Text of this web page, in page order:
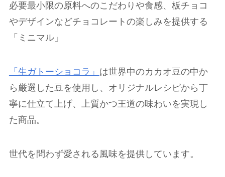
必要最小限の原料へのこだわりや食感、板チョコ
やデザインなどチョコレートの楽しみを提供する
「ミニマル」
「生ガトーショコラ」 は世界中のカカオ豆の中か
ら厳選した豆を使用し、オリジナルレシピから丁
寧に仕立て上げ、上質かつ王道の味わいを実現し
た商品。
世代を問わず愛される風味を提供しています。